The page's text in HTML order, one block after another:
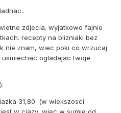
zdjecia. wyjatkowo fajnie
recepty na blizniaki bez
nie znam, wiec poki co wrzucaj
ogladajac twoje
31,80. (w wiekszosci